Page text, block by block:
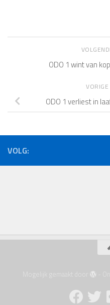
ODO 1 wint van
ODO 1 verliest in
VOLG:
Mogelijk gemaakt door -